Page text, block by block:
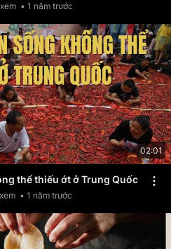
• 1 năm trước
02:01
thể thiếu ớt ở Trung Quốc
• 1 năm trước